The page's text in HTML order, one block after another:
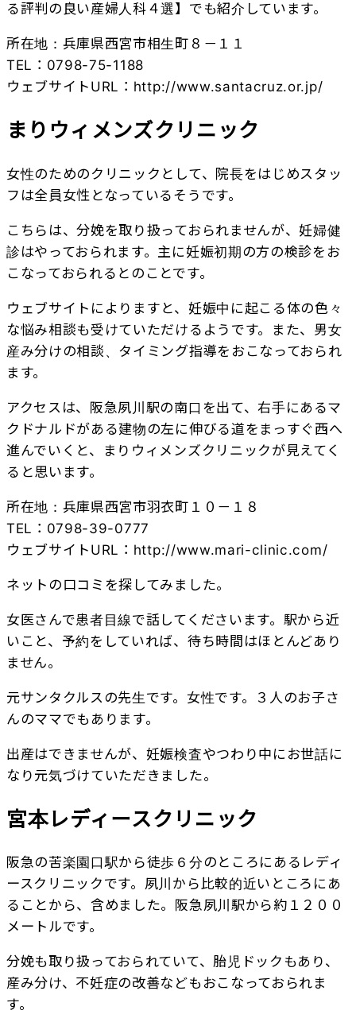
る評判の良い産婦人科４選】でも紹介しています。
所在地：兵庫県西宮市相生町８－１１
TEL：0798-75-1188
ウェブサイトURL： http://www.santacruz.or.jp/
まりウィメンズクリニック
女性のためのクリニックとして、院長をはじめスタッ
フは全員女性となっているそうです。
こちらは、分娩を取り扱っておられませんが、妊婦健
診はやっておられます。主に妊娠初期の方の検診をお
こなっておられるとのことです。
ウェブサイトによりますと、妊娠中に起こる体の色々
な悩み相談も受けていただけるようです。また、男女
産み分けの相談、タイミング指導をおこなっておられ
ます。
アクセスは、阪急夙川駅の南口を出て、右手にあるマ
クドナルドがある建物の左に伸びる道をまっすぐ西へ
進んでいくと、まりウィメンズクリニックが見えてく
ると思います。
所在地：兵庫県西宮市羽衣町１０－１８
TEL：0798-39-0777
ウェブサイトURL： http://www.mari-clinic.com/
ネットの口コミを探してみました。
女医さんで患者目線で話してくださいます。駅から近
いこと、予約をしていれば、待ち時間はほとんどあり
ません。
元サンタクルスの先生です。女性です。３人のお子さ
んのママでもあります。
出産はできませんが、妊娠検査やつわり中にお世話に
なり元気づけていただきました。
宮本レディースクリニック
阪急の苦楽園口駅から徒歩６分のところにあるレディ
ースクリニックです。夙川から比較的近いところにあ
ることから、含めました。阪急夙川駅から約１２００
メートルです。
分娩も取り扱っておられていて、胎児ドックもあり、
産み分け、不妊症の改善などもおこなっておられま
す。